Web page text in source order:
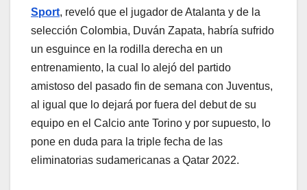
Sport, reveló que el jugador de Atalanta y de la
selección Colombia, Duván Zapata, habría sufrido
un esguince en la rodilla derecha en un
entrenamiento, la cual lo alejó del partido
amistoso del pasado fin de semana con Juventus,
al igual que lo dejará por fuera del debut de su
equipo en el Calcio ante Torino y por supuesto, lo
pone en duda para la triple fecha de las
eliminatorias sudamericanas a Qatar 2022.